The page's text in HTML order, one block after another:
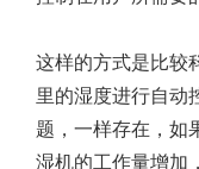
这样的方式是比较
里的湿度进行自动
题，一样存在，如
湿机的工作量增加